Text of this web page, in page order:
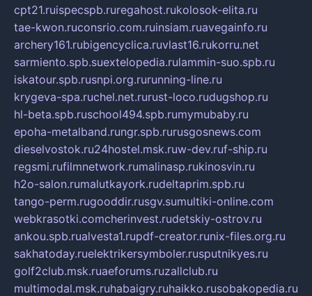
cpt21.ruispecspb.ruregahost.rukolosok-elita.ru
tae-kwon.ruconsrio.com.ruinsiam.ruavegainfo.ru
archery161.rubigencyclica.ruvlast16.rukorru.net
sarmiento.spb.suextelopedia.rulammin-suo.spb.ru
iskatour.spb.rusnpi.org.rurunning-line.ru
krygeva-spa.ruchel.net.rurust-loco.rudugshop.ru
hl-beta.spb.ruschool494.spb.rumymubaby.ru
epoha-metalband.rungr.spb.rurusgosnews.com
dieselvostok.ru24hostel.msk.ruw-dev.ruf-ship.ru
regsmi.rufilmnetwork.rumalinasp.rukinosvin.ru
h2o-salon.rumalutkayork.rudeltaprim.spb.ru
tango-perm.rugooddir.rusgv.sumultiki-online.com
webkrasotki.comcherinvest.rudetskiy-ostrov.ru
ankou.spb.rualvesta1.rupdf-creator.runix-files.org.ru
sakhatoday.ruelektrikersymboler.rusputnikyes.ru
golf2club.msk.ruaeforums.ruzallclub.ru
multimodal.msk.ruhabaigry.ruhaikko.rusobakopedia.ru